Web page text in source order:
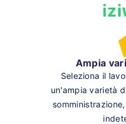
Ampia
Seleziona il
un'ampia varietà